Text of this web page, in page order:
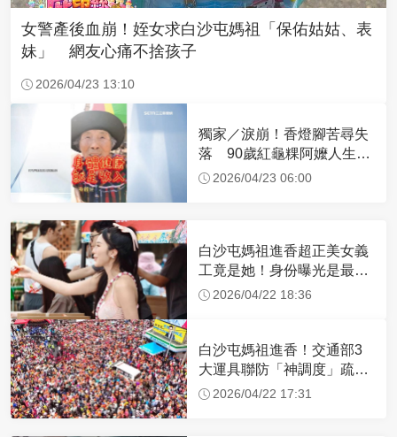
女警產後血崩！姪女求白沙屯媽祖「保佑姑姑、表
妹」 網友心痛不捨孩子
2026/04/23 13:10
獨家／淚崩！香燈腳苦尋失
落 90歲紅龜粿阿嬤人生謝
幕2026/04/23 06:00
白沙屯媽祖進香超正美女義
工竟是她！身份曝光是最美
禮生 一輩子不結婚
2026/04/22 18:36
白沙屯媽祖進香！交通部3
大運具聯防「神調度」疏運
32.1萬創新高
2026/04/22 17:31